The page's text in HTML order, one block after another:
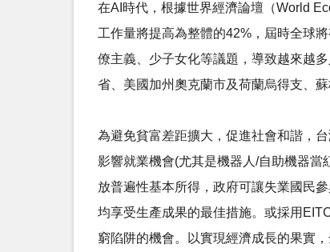
在AI時代，根據世界經濟論壇（World
工作量將提高為整體的42%，屆時全球
僚主義、少子女化等議題，導致越來越
省、美國加州奧克蘭市及荷蘭烏得支、
為避免貧富差距擴大，促進社會和諧，
影響就業機會(尤其是機器人/自助機器
放普遍性基本所得，政府可讓失業國民
均享受生產成果的最佳措施。或採用
窮陷阱的機會。以實現經濟成長的果實，